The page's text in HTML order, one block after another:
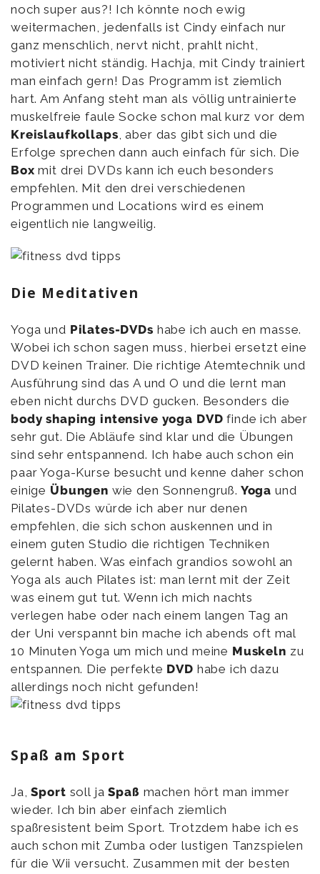
noch super aus?! Ich könnte noch ewig
weitermachen, jedenfalls ist Cindy einfach nur
ganz menschlich, nervt nicht, prahlt nicht,
motiviert nicht ständig. Hachja, mit Cindy trainiert
man einfach gern! Das Programm ist ziemlich
hart. Am Anfang steht man als völlig untrainierte
muskelfreie faule Socke schon mal kurz vor dem
Kreislaufkollaps, aber das gibt sich und die
Erfolge sprechen dann auch einfach für sich. Die
Box mit drei DVDs kann ich euch besonders
empfehlen. Mit den drei verschiedenen
Programmen und Locations wird es einem
eigentlich nie langweilig.
Die Meditativen
Yoga und Pilates-DVDs habe ich auch en masse.
Wobei ich schon sagen muss, hierbei ersetzt eine
DVD keinen Trainer. Die richtige Atemtechnik und
Ausführung sind das A und O und die lernt man
eben nicht durchs DVD gucken. Besonders die
body shaping intensive yoga DVDfinde ich aber
sehr gut. Die Abläufe sind klar und die Übungen
sind sehr entspannend. Ich habe auch schon ein
paar Yoga-Kurse besucht und kenne daher schon
einige Übungen wie den Sonnengruß. Yogaund
Pilates-DVDs würde ich aber nur denen
empfehlen, die sich schon auskennen und in
einem guten Studio die richtigen Techniken
gelernt haben. Was einfach grandios sowohl an
Yoga als auch Pilates ist: man lernt mit der Zeit
was einem gut tut. Wenn ich mich nachts
verlegen habe oder nach einem langen Tag an
der Uni verspannt bin mache ich abends oft mal
10 Minuten Yoga um mich und meine Muskeln zu
entspannen. Die perfekte DVD habe ich dazu
allerdings noch nicht gefunden!
Spaß am Sport
Ja,Sport soll jaSpaß machen hört man immer
wieder. Ich bin aber einfach ziemlich
spaßresistent beim Sport. Trotzdem habe ich es
auch schon mit Zumba oder lustigen Tanzspielen
für die Wii versucht. Zusammen mit der besten